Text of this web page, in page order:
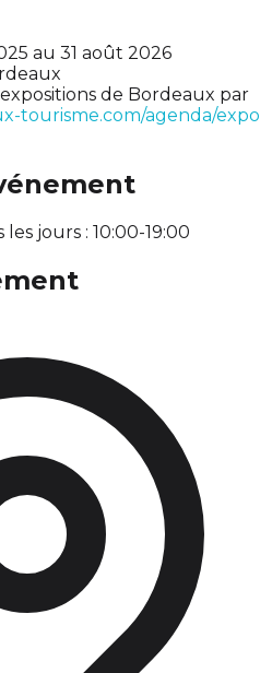
au 31 août 2026
de Bordeaux par
tourisme.com/agenda/expo
jours : 10:00-19:00